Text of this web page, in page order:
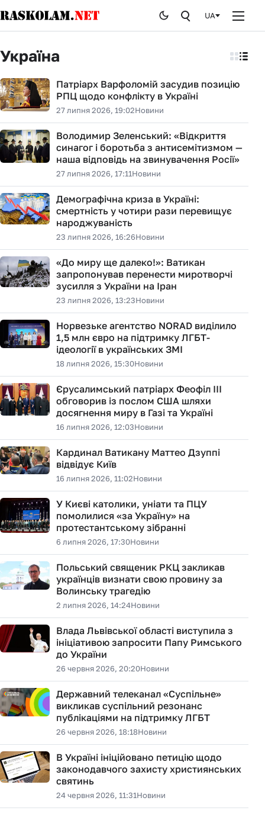
Публікації
Курйози
Стоп брехні
Історія
Від редакції
UA
Україна
Патріарх Варфоломій засудив позицію
РПЦ щодо конфлікту в Україні
27 липня 2026, 19:02Новини
Володимир Зеленський: «Відкриття
синагог і боротьба з антисемітизмом —
наша відповідь на звинувачення Росії»
27 липня 2026, 17:11Новини
Демографічна криза в Україні:
смертність у чотири рази перевищує
народжуваність
23 липня 2026, 16:26Новини
«До миру ще далеко!»: Ватикан
запропонував перенести миротворчі
зусилля з України на Іран
23 липня 2026, 13:23Новини
Норвезьке агентство NORAD виділило
1,5 млн євро на підтримку ЛГБТ-
ідеології в українських ЗМІ
18 липня 2026, 15:30Новини
Єрусалимський патріарх Феофіл III
обговорив із послом США шляхи
досягнення миру в Газі та Україні
16 липня 2026, 12:03Новини
Кардинал Ватикану Маттео Дзуппі
відвідує Київ
16 липня 2026, 11:02Новини
У Києві католики, уніати та ПЦУ
помолилися «за Україну» на
протестантському зібранні
6 липня 2026, 17:30Новини
Польський священик РКЦ закликав
українців визнати свою провину за
Волинську трагедію
2 липня 2026, 14:24Новини
Влада Львівської області виступила з
ініціативою запросити Папу Римського
до України
26 червня 2026, 20:20Новини
Державний телеканал «Суспільне»
викликав суспільний резонанс
публікаціями на підтримку ЛГБТ
26 червня 2026, 18:18Новини
В Україні ініційовано петицію щодо
законодавчого захисту християнських
святинь
24 червня 2026, 11:31Новини